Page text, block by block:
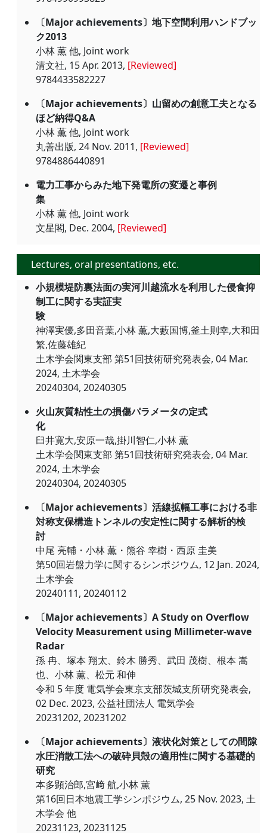
〔Major achievements〕地下空間利用ハンドブッ
ク2013
小林 薫 他, Joint work
清文社, 15 Apr. 2013, [Reviewed]
9784433582227
〔Major achievements〕山留めの創意工夫となる
ほど納得Q&A
小林 薫 他, Joint work
丸善出版, 24 Nov. 2011, [Reviewed]
9784886440891
電力工事からみた地下発電所の変遷と事例
集
小林 薫 他, Joint work
文星閣, Dec. 2004, [Reviewed]
Lectures, oral presentations, etc.
小規模堤防裏法面の実河川越流水を利用した侵食抑
制工に関する実証実
験
神澤実優,多田音葉,小林 薫,大藪国博,釜土則幸,大和田
繁,佐藤雄紀
土木学会関東支部 第51回技術研究発表会, 04 Mar.
2024, 土木学会
20240304, 20240305
火山灰質粘性土の損傷パラメータの定式
化
臼井寛大,安原一哉,掛川智仁,小林 薫
土木学会関東支部 第51回技術研究発表会, 04 Mar.
2024, 土木学会
20240304, 20240305
〔Major achievements〕活線拡幅工事における非
対称支保構造トンネルの安定性に関する解析的検
討
中尾 亮輔・小林 薫・熊谷 幸樹・西原 圭美
第50回岩盤力学に関するシンポジウム, 12 Jan. 2024,
土木学会
20240111, 20240112
〔Major achievements〕A Study on Overflow
Velocity Measurement using Millimeter-wave
Radar
孫 冉、塚本 翔太、鈴木 勝秀、武田 茂樹、根本 嵩
也、小林 薫、松元 和伸
令和 5 年度 電気学会東京支部茨城支所研究発表会,
02 Dec. 2023, 公益社団法人 電気学会
20231202, 20231202
〔Major achievements〕液状化対策としての間隙
水圧消散工法への破砕貝殻の適用性に関する基礎的
研究
本多顕治郎,宮﨑 航,小林 薫
第16回日本地震工学シンポジウム, 25 Nov. 2023, 土
木学会 他
20231123, 20231125